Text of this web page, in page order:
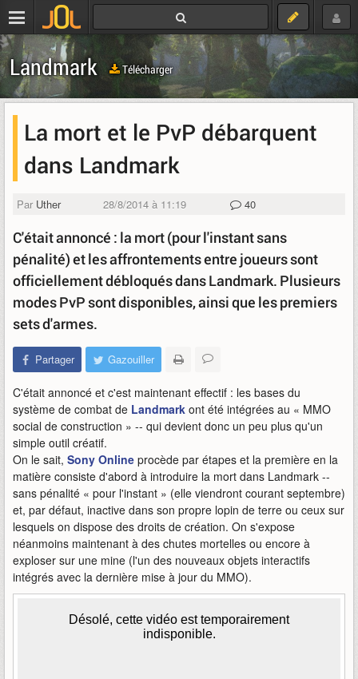
Landmark Télécharger
La mort et le PvP débarquent
dans Landmark
Par Uther 28/8/2014 à 11:19 40
C'était annoncé : la mort (pour l'instant sans
pénalité) et les affrontements entre joueurs sont
officiellement débloqués dans Landmark. Plusieurs
modes PvP sont disponibles, ainsi que les premiers
sets d'armes.
Partager Gazouiller
C'était annoncé et c'est maintenant effectif : les bases du
système de combat de Landmark ont été intégrées au « MMO
social de construction » -- qui devient donc un peu plus qu'un
simple outil créatif.
On le sait, Sony Online procède par étapes et la première en la
matière consiste d'abord à introduire la mort dans Landmark --
sans pénalité « pour l'instant » (elle viendront courant septembre)
et, par défaut, inactive dans son propre lopin de terre ou ceux sur
lesquels on dispose des droits de création. On s'expose
néanmoins maintenant à des chutes mortelles ou encore à
exploser sur une mine (l'un des nouveaux objets interactifs
intégrés avec la dernière mise à jour du MMO).